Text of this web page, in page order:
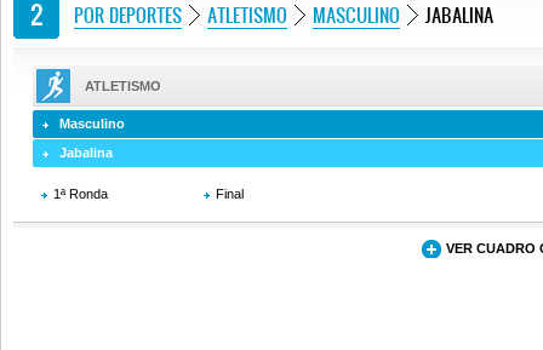
POR DEPORTES ATLETISMO MASCULINO JABALINA
ATLETISMO
Masculino
Jabalina
1ª Ronda Final
VER CUADRO